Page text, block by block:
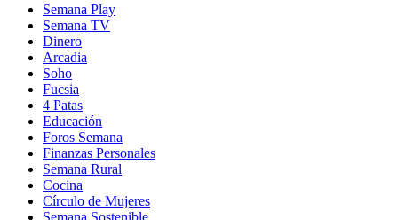
Semana Play
Semana TV
Dinero
Arcadia
Soho
in
new
window
Fucsia
in
new
window
4 Patas
Educación
Foros Semana
Finanzas Personales
Semana Rural
Cocina
Círculo de Mujeres
Semana Sostenible